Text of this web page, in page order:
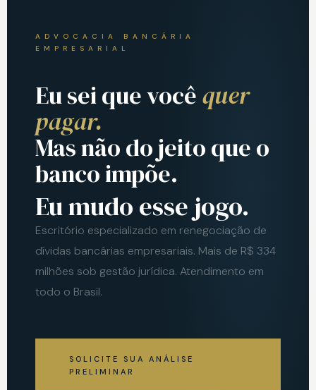
ADVOCACIA BANCÁRIA
EMPRESARIAL
Eu sei que vocêquer
pagar.
Mas não do jeito que o
banco impõe.
Eu mudo esse jogo.
Escritório especializado em renegociação de
dívidas bancárias empresariais. Mais de R$ 334
milhões sob gestão jurídica. Atendimento em
todo o Brasil.
SOLICITE SUA ANÁLISE
PRELIMINAR